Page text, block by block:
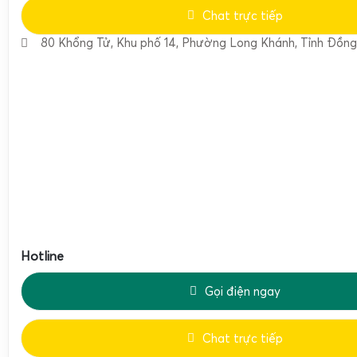
Cân điện tử tính tiền ST-602 có bánh xe 100kg 200kg
Chat trực tiếp
80 Khổng Tử, Khu phố 14, Phường Long Khánh, Tỉnh
Hotline
Gọi điện ngay
Chat trực tiếp